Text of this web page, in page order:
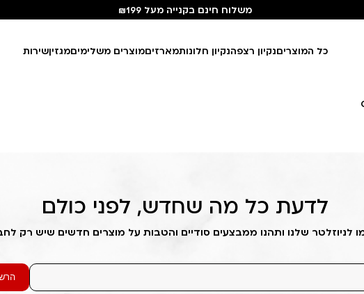
משלוח חינם בקנייה מעל ₪199
כל המוצריםנקיון רצפהנקיון חלונותמארזיםמוצרים משלימיםמגזיןשירות
לדעת כל מה שחדש, לפני כולם
לניוזלטר שלנו ותהנו ממבצעים סודיים והטבות על מוצרים חדשים שיש רק